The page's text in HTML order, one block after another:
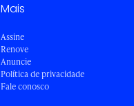
Mais
Assine
Renove
Anuncie
Política de privacidade
Fale conosco